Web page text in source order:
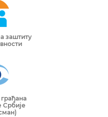
заштиту
Србије